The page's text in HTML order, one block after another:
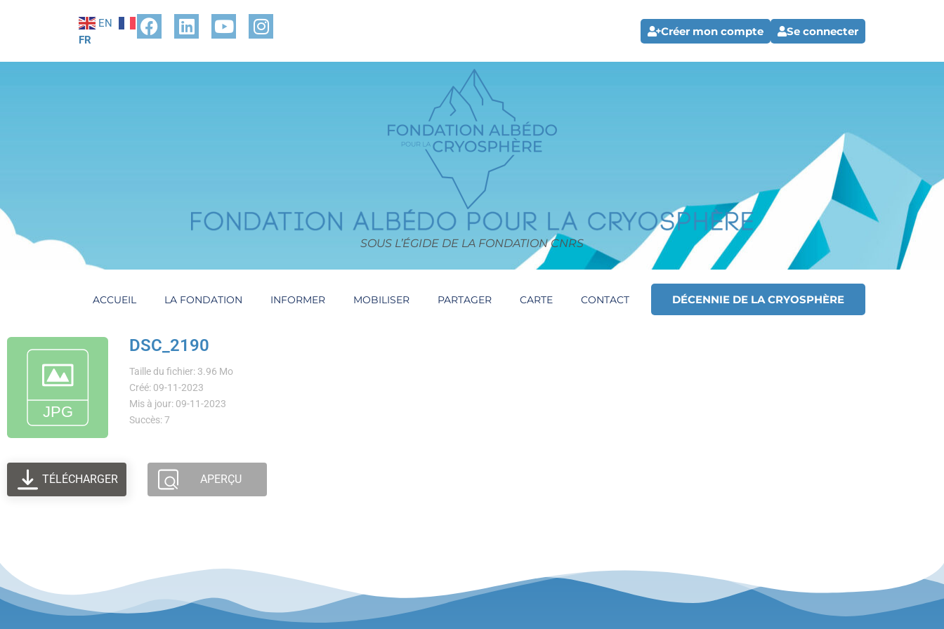
EN
FR
Créer mon compte Se connecter
SOUS L’ÉGIDE DE LA FONDATION CNRS
ACCUEIL LA FONDATION INFORMER MOBILISER PARTAGER CARTE CONTACT DÉCENNIE DE LA CRYOSPHÈRE
DSC_2190
Taille du fichier: 3.96 Mo
Créé: 09-11-2023
Mis à jour: 09-11-2023
Succès: 7
TÉLÉCHARGER APERÇU